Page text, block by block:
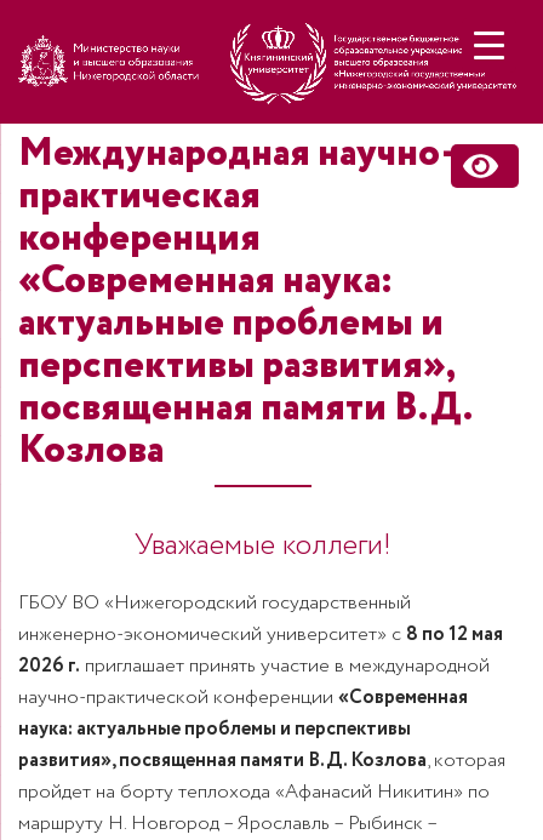
Международная научно-
практическая
конференция
«Современная наука:
актуальные проблемы и
перспективы развития»,
посвященная памяти В.Д.
Козлова
Уважаемые коллеги!
ГБОУ ВО «Нижегородский государственный
инженерно-экономический университет» с 8 по 12 мая
2026 г. приглашает принять участие в международной
научно-практической конференции «Современная
наука: актуальные проблемы и перспективы
развития», посвященная памяти В.Д. Козлова, которая
пройдет на борту теплохода «Афанасий Никитин» по
маршруту Н. Новгород – Ярославль – Рыбинск –